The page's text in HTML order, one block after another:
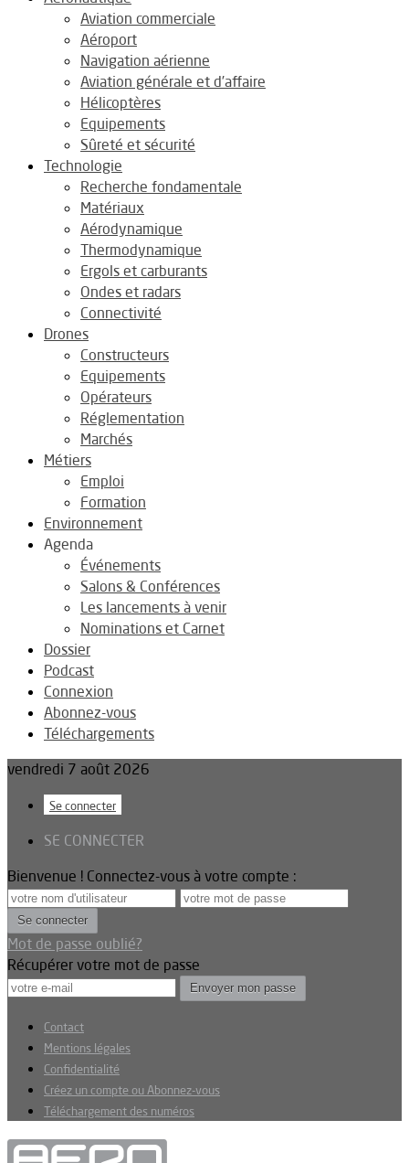
Aviation commerciale
Aéroport
Navigation aérienne
Aviation générale et d’affaire
Hélicoptères
Equipements
Sûreté et sécurité
Technologie
Recherche fondamentale
Matériaux
Aérodynamique
Thermodynamique
Ergols et carburants
Ondes et radars
Connectivité
Drones
Constructeurs
Equipements
Opérateurs
Réglementation
Marchés
Métiers
Emploi
Formation
Environnement
Agenda
Événements
Salons & Conférences
Les lancements à venir
Nominations et Carnet
Dossier
Podcast
Connexion
Abonnez-vous
Téléchargements
vendredi 7 août 2026
Se connecter
SE CONNECTER
Bienvenue ! Connectez-vous à votre compte :
Mot de passe oublié?
Récupérer votre mot de passe
Contact
Mentions légales
Confidentialité
Créez un compte ou Abonnez-vous
Téléchargement des numéros